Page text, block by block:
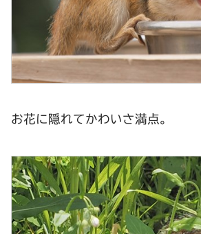
お花に隠れてかわいさ満点。